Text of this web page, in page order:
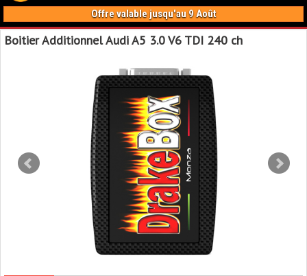
Offre valable jusqu'au 9 Août
Boitier Additionnel Audi A5 3.0 V6 TDI 240 ch